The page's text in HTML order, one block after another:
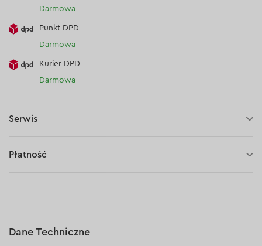
Darmowa
Punkt DPD
Darmowa
Kurier DPD
Darmowa
Serwis
Płatność
Płatność na rachunek bieżący (przelew tradycyjny)
Dane Techniczne